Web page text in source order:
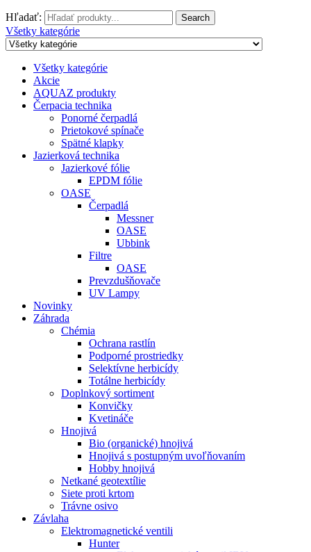
Hľadať: Search
Všetky kategórie
Všetky kategórie
Akcie
AQUAZ produkty
Čerpacia technika
Ponorné čerpadlá
Prietokové spínače
Spätné klapky
Jazierková technika
Jazierkové fólie
EPDM fólie
OASE
Čerpadlá
Messner
OASE
Ubbink
Filtre
OASE
Prevzdušňovače
UV Lampy
Novinky
Záhrada
Chémia
Ochrana rastlín
Podporné prostriedky
Selektívne herbicídy
Totálne herbicídy
Doplnkový sortiment
Konvičky
Kvetináče
Hnojivá
Bio (organické) hnojivá
Hnojivá s postupným uvoľňovaním
Hobby hnojivá
Netkané geotextílie
Siete proti krtom
Trávne osivo
Závlaha
Elektromagnetické ventili
Hunter